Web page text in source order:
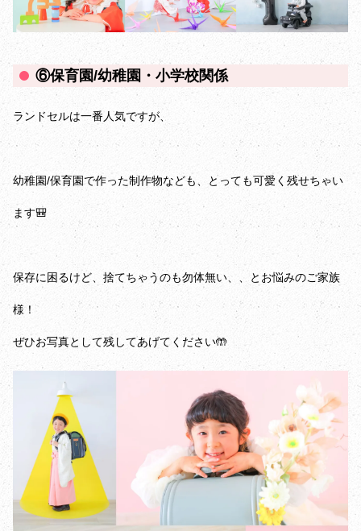
⑥保育園/幼稚園・小学校関係
ランドセルは一番人気ですが、
幼稚園/保育園で作った制作物なども、とっても可愛く残せちゃい
ます🎒
保存に困るけど、捨てちゃうのも勿体無い、、とお悩みのご家族
様！
ぜひお写真として残してあげてください🤲